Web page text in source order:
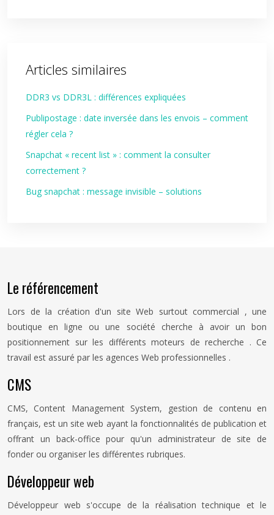
Articles similaires
DDR3 vs DDR3L : différences expliquées
Publipostage : date inversée dans les envois – comment
régler cela ?
Snapchat « recent list » : comment la consulter
correctement ?
Bug snapchat : message invisible – solutions
Le référencement
Lors de la création d'un site Web surtout commercial , une
boutique en ligne ou une société cherche à avoir un bon
positionnement sur les différents moteurs de recherche . Ce
travail est assuré par les agences Web professionnelles .
CMS
CMS, Content Management System, gestion de contenu en
français, est un site web ayant la fonctionnalités de publication et
offrant un back-office pour qu'un administrateur de site de
fonder ou organiser les différentes rubriques.
Développeur web
Développeur web s'occupe de la réalisation technique et le